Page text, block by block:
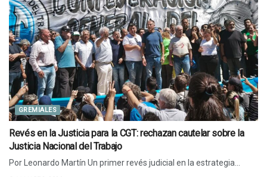
GREMIALES
Revés en la Justicia para la CGT: rechazan cautelar sobre la
Justicia Nacional del Trabajo
Por Leonardo Martín Un primer revés judicial en la estrategia...